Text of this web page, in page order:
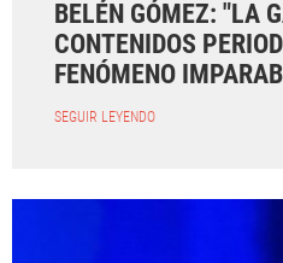
BELÉN GÓMEZ: "LA
CONTENIDOS
FENÓMENO
SEGUIR LEYENDO